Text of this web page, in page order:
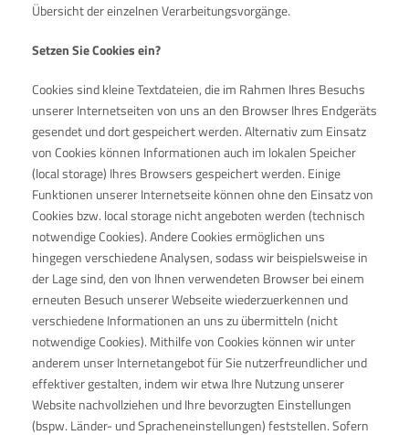
Übersicht der einzelnen Verarbeitungsvorgänge.
Setzen Sie Cookies ein?
Cookies sind kleine Textdateien, die im Rahmen Ihres Besuchs
unserer Internetseiten von uns an den Browser Ihres Endgeräts
gesendet und dort gespeichert werden. Alternativ zum Einsatz
von Cookies können Informationen auch im lokalen Speicher
(local storage) Ihres Browsers gespeichert werden. Einige
Funktionen unserer Internetseite können ohne den Einsatz von
Cookies bzw. local storage nicht angeboten werden (technisch
notwendige Cookies). Andere Cookies ermöglichen uns
hingegen verschiedene Analysen, sodass wir beispielsweise in
der Lage sind, den von Ihnen verwendeten Browser bei einem
erneuten Besuch unserer Webseite wiederzuerkennen und
verschiedene Informationen an uns zu übermitteln (nicht
notwendige Cookies). Mithilfe von Cookies können wir unter
anderem unser Internetangebot für Sie nutzerfreundlicher und
effektiver gestalten, indem wir etwa Ihre Nutzung unserer
Website nachvollziehen und Ihre bevorzugten Einstellungen
(bspw. Länder- und Spracheneinstellungen) feststellen. Sofern